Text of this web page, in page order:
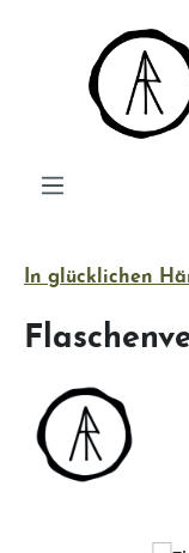
Zum Hauptinhalt
In glücklichen